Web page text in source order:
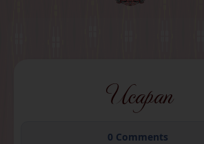
Ucapan
0 Comments